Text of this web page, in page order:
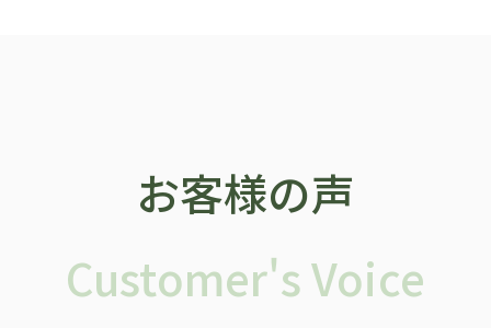
お客様の声
Customer's Voice